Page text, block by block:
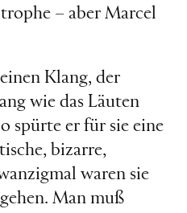
– aber Marcel
Klang, der
wie das Läuten
spürte er für sie eine
bizarre,
waren sie
Man muß